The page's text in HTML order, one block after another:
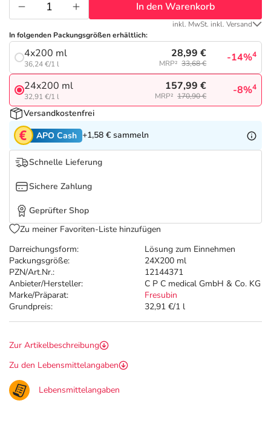
Tierapotheke
Vitamine & Mineralstoffe
Marken
Salus Deals
Darreichungsform:
Lösung zum Einnehmen
Packungsgröße:
24X200 ml
PZN/Art.Nr.:
12144371
Anbieter/Hersteller:
C P C medical GmbH & Co. KG
Marke/Präparat:
Fresubin
Grundpreis:
32,91 €/1 l
In den Warenkorb
inkl. MwSt. inkl. Versand
In folgenden Packungsgrößen erhältlich:
4x200 ml
36,24 €/1 l
28,99 €
MRP² 33,68 € -14%4
24x200 ml
32,91 €/1 l
157,99 €
MRP² 170,90 € -8%4
Versandkostenfrei
APO Cash +1,58 € sammeln
Schnelle Lieferung
Sichere Zahlung
Geprüfter Shop
Zu meiner Favoriten-Liste hinzufügen
Zur Artikelbeschreibung
Zu den Lebensmittelangaben
Lebensmittelangaben